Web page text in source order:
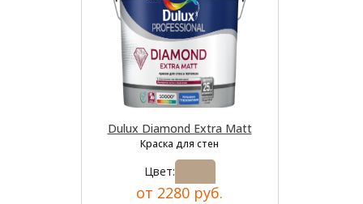
Dulux Diamond Extra Matt
Краска для стен
Цвет:
от 2280 руб.